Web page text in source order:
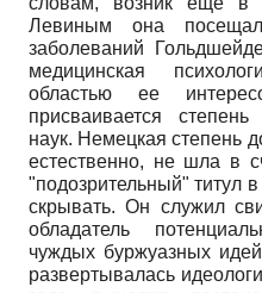
Левиным она
заболеваний
медицинская
областью ее
присваивается
наук. Немецкая степень
естественно, не шла в
"подозрительный" титул
скрывать. Он служил
обладатель
чуждых буржуазных
развертывалась